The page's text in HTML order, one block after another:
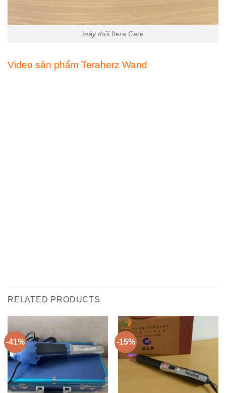
máy thổi Itera Care
Video sản phẩm Teraherz Wand
RELATED PRODUCTS
-41% -15%